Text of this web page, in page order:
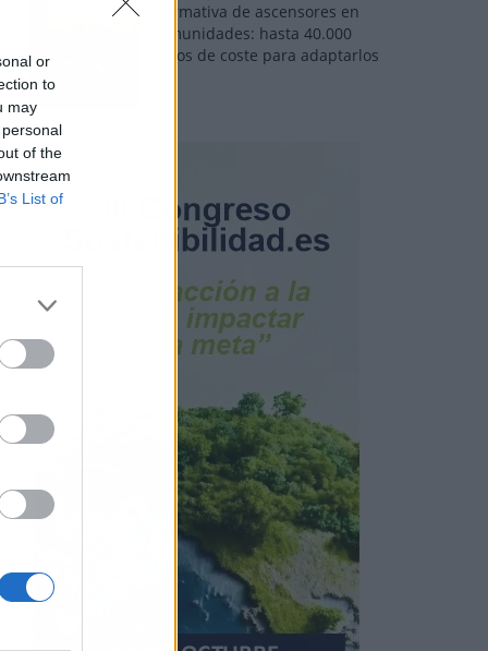
or
to
may
of the
List of
Normativa de ascensores en
comunidades: hasta 40.000
euros de coste para adaptarlos